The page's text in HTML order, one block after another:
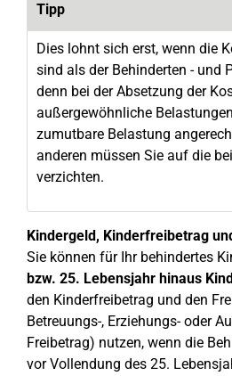
Tipp
Dies lohnt sich erst, wenn die
sind als der Behinderten - und
denn bei der Absetzung der
außergewöhnliche
zumutbare Belastung
anderen müssen Sie auf die
verzichten.
Kindergeld, Kinderfreibetrag
Sie können für Ihr behindertes
bzw. 25. Lebensjahr hinaus
den Kinderfreibetrag und den
Betreuungs-, Erziehungs- oder
Freibetrag) nutzen, wenn die
vor Vollendung des 25.